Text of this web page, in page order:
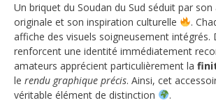
Un briquet du Soudan du Sud séduit par son
originale et son inspiration culturelle
.
affiche des visuels soigneusement intégrés.
renforcent une identité immédiatement
amateurs apprécient particulièrement la
le rendu graphique précis. Ainsi, cet
véritable élément de distinction
.